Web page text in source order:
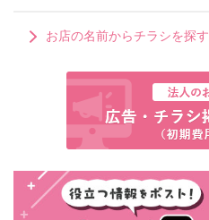
お店の名前からチラシを探す